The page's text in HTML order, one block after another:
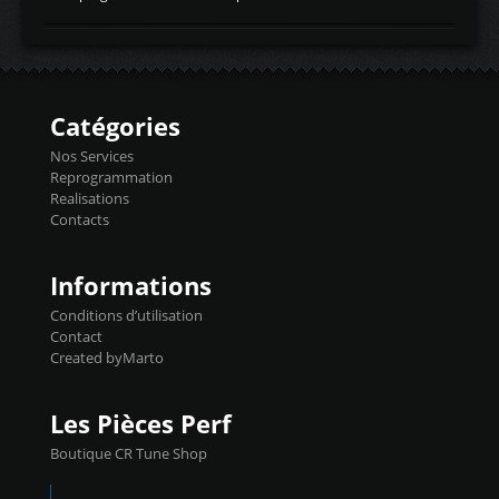
d'admissiontemp ex. pour atmo -30- 80°C
temperaturetemperature ldr moteurtemp
Injecteurs + Flashpro 1370€ TTC Le
précise et performante. Vous pourrez
basculer de la carto sans plomb à Ethanol à
l'aide du flashpro OPTION ECONOMIQUES
Reprog SP 98 sur le calculateur d'origine
450€ TTC Un gain d'environ 10cv et 15nm
Catégories
Nos Services
Reprogrammation
Realisations
Contacts
Informations
Conditions d’utilisation
Contact
Created byMarto
Les Pièces Perf
Boutique CR Tune Shop